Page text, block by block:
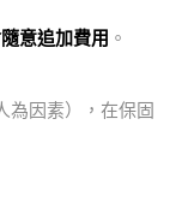
意追加費用 。
為因素），在保固